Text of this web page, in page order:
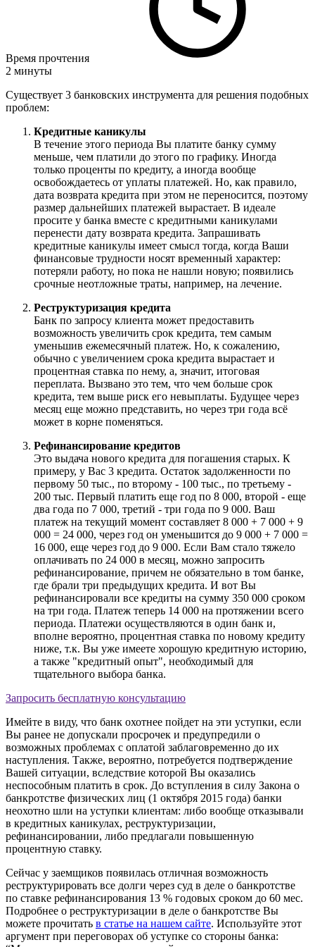
Время прочтения
2 минуты
Существует 3 банковских инструмента для решения подобных
проблем:
Кредитные каникулы
В течение этого периода Вы платите банку сумму
меньше, чем платили до этого по графику. Иногда
только проценты по кредиту, а иногда вообще
освобождаетесь от уплаты платежей. Но, как правило,
дата возврата кредита при этом не переносится, поэтому
размер дальнейших платежей вырастает. В идеале
просите у банка вместе с кредитными каникулами
перенести дату возврата кредита. Запрашивать
кредитные каникулы имеет смысл тогда, когда Ваши
финансовые трудности носят временный характер:
потеряли работу, но пока не нашли новую; появились
срочные неотложные траты, например, на лечение.
Реструктуризация кредита
Банк по запросу клиента может предоставить
возможность увеличить срок кредита, тем самым
уменьшив ежемесячный платеж. Но, к сожалению,
обычно с увеличением срока кредита вырастает и
процентная ставка по нему, а, значит, итоговая
переплата. Вызвано это тем, что чем больше срок
кредита, тем выше риск его невыплаты. Будущее через
месяц еще можно представить, но через три года всё
может в корне поменяться.
Рефинансирование кредитов
Это выдача нового кредита для погашения старых. К
примеру, у Вас 3 кредита. Остаток задолженности по
первому 50 тыс., по второму - 100 тыс., по третьему -
200 тыс. Первый платить еще год по 8 000, второй - еще
два года по 7 000, третий - три года по 9 000. Ваш
платеж на текущий момент составляет 8 000 + 7 000 + 9
000 = 24 000, через год он уменьшится до 9 000 + 7 000 =
16 000, еще через год до 9 000. Если Вам стало тяжело
оплачивать по 24 000 в месяц, можно запросить
рефинансирование, причем не обязательно в том банке,
где брали три предыдущих кредита. И вот Вы
рефинансировали все кредиты на сумму 350 000 сроком
на три года. Платеж теперь 14 000 на протяжении всего
периода. Платежи осуществляются в один банк и,
вполне вероятно, процентная ставка по новому кредиту
ниже, т.к. Вы уже имеете хорошую кредитную историю,
а также "кредитный опыт", необходимый для
тщательного выбора банка.
Запросить бесплатную консультацию
Имейте в виду, что банк охотнее пойдет на эти уступки, если
Вы ранее не допускали просрочек и предупредили о
возможных проблемах с оплатой заблаговременно до их
наступления. Также, вероятно, потребуется подтверждение
Вашей ситуации, вследствие которой Вы оказались
неспособным платить в срок. До вступления в силу Закона о
банкротстве физических лиц (1 октября 2015 года) банки
неохотно шли на уступки клиентам: либо вообще отказывали
в кредитных каникулах, реструктуризации,
рефинансировании, либо предлагали повышенную
процентную ставку.
Сейчас у заемщиков появилась отличная возможность
реструктурировать все долги через суд в деле о банкротстве
по ставке рефинансирования 13 % годовых сроком до 60 мес.
Подробнее о реструктуризации в деле о банкротстве Вы
можете прочитать в статье на нашем сайте. Используйте этот
аргумент при переговорах об уступке со стороны банка: